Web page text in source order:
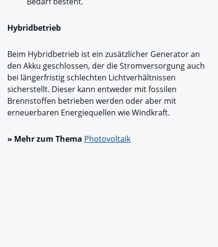
Hybridbetrieb
Beim Hybridbetrieb ist ein zusätzlicher Generator an
den Akku geschlossen, der die Stromversorgung auch
bei längerfristig schlechten Lichtverhältnissen
sicherstellt. Dieser kann entweder mit fossilen
Brennstoffen betrieben werden oder aber mit
erneuerbaren Energiequellen wie Windkraft.
» Mehr zum Thema Photovoltaik